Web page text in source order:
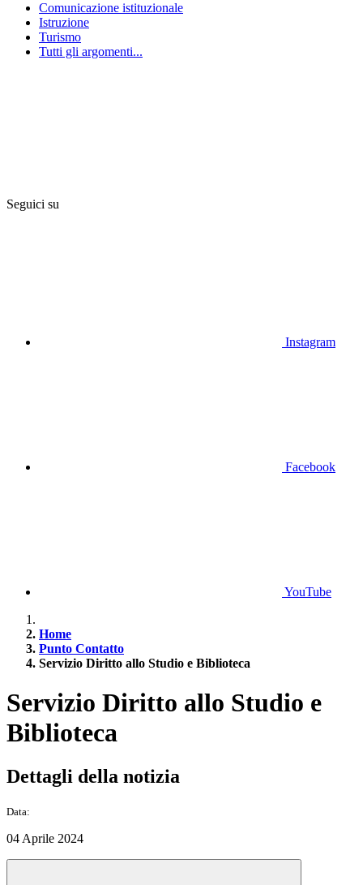
Comunicazione istituzionale
Istruzione
Turismo
Tutti gli argomenti...
Seguici su
Instagram
Facebook
YouTube
Home
Punto Contatto
Servizio Diritto allo Studio e Biblioteca
Servizio Diritto allo Studio e
Biblioteca
Dettagli della notizia
Data:
04 Aprile 2024